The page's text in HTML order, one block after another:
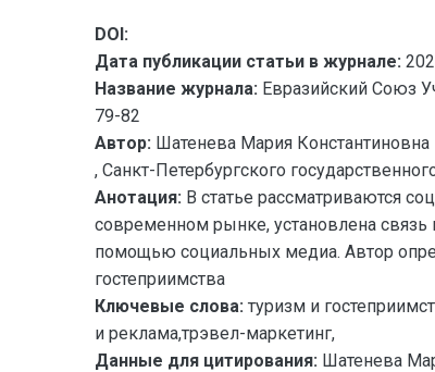
DOI:
Дата публикации статьи в журнале:
Название журнала: Евразийский Союз
79-82
Автор: Шатенева Мария Константиновна
, Санкт-Петербургского
Анотация: В статье рассматриваются
современном рынке, установлена
помощью социальных медиа. Автор
гостеприимства
Ключевые слова: туризм и
и реклама,трэвел-маркетинг,
Данные для цитирования: Шатенева